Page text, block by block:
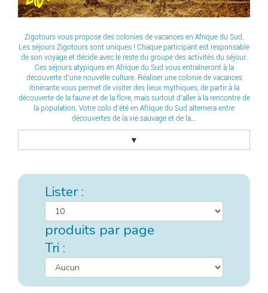
Zigotours vous propose des colonies de vacances en Afrique du Sud.
Les séjours Zigotours sont uniques ! Chaque participant est responsable
de son voyage et décide avec le reste du groupe des activités du séjour.
Ces séjours atypiques en Afrique du Sud vous entraîneront à la
découverte d’une nouvelle culture. Réaliser une colonie de vacances
itinérante vous permet de visiter des lieux mythiques, de partir à la
découverte de la faune et de la flore, mais surtout d’aller à la rencontre de
la population. Votre colo d’été en Afrique du Sud alternera entre
découvertes de la vie sauvage et de la...
▼
Lister :
produits par page
Tri :